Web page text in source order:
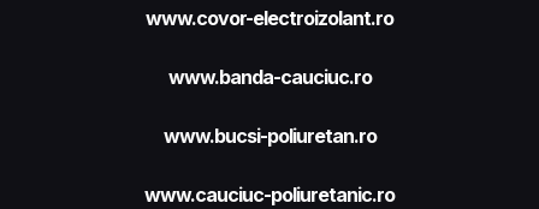
www.covor-electroizolant.ro
www.banda-cauciuc.ro
www.bucsi-poliuretan.ro
www.cauciuc-poliuretanic.ro